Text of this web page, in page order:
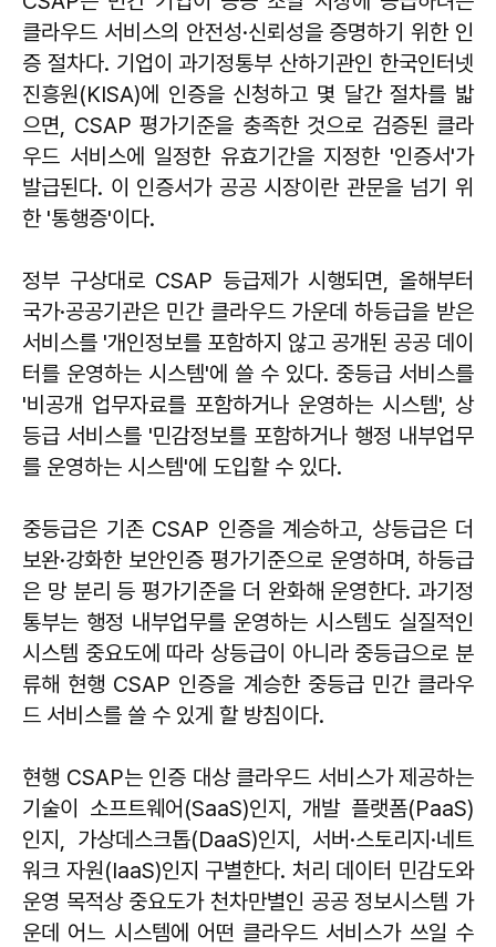
클라우드 서비스의 안전성·신뢰성을 증명하기 위한 인
증 절차다. 기업이 과기정통부 산하기관인 한국인터넷
진흥원(KISA)에 인증을 신청하고 몇 달간 절차를 밟
으면, CSAP 평가기준을 충족한 것으로 검증된 클라
우드 서비스에 일정한 유효기간을 지정한 '인증서'가
발급된다. 이 인증서가 공공 시장이란 관문을 넘기 위
한 '통행증'이다.
정부 구상대로 CSAP 등급제가 시행되면, 올해부터
국가·공공기관은 민간 클라우드 가운데 하등급을 받은
서비스를 '개인정보를 포함하지 않고 공개된 공공 데이
터를 운영하는 시스템'에 쓸 수 있다. 중등급 서비스를
'비공개 업무자료를 포함하거나 운영하는 시스템', 상
등급 서비스를 '민감정보를 포함하거나 행정 내부업무
를 운영하는 시스템'에 도입할 수 있다.
중등급은 기존 CSAP 인증을 계승하고, 상등급은 더
보완·강화한 보안인증 평가기준으로 운영하며, 하등급
은 망 분리 등 평가기준을 더 완화해 운영한다. 과기정
통부는 행정 내부업무를 운영하는 시스템도 실질적인
시스템 중요도에 따라 상등급이 아니라 중등급으로 분
류해 현행 CSAP 인증을 계승한 중등급 민간 클라우
드 서비스를 쓸 수 있게 할 방침이다.
현행 CSAP는 인증 대상 클라우드 서비스가 제공하는
기술이 소프트웨어(SaaS)인지, 개발 플랫폼(PaaS)
인지, 가상데스크톱(DaaS)인지, 서버·스토리지·네트
워크 자원(IaaS)인지 구별한다. 처리 데이터 민감도와
운영 목적상 중요도가 천차만별인 공공 정보시스템 가
운데 어느 시스템에 어떤 클라우드 서비스가 쓰일 수